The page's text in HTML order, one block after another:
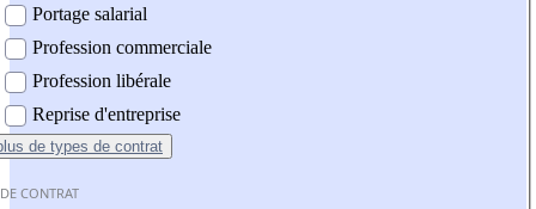
Portage salarial
Profession commerciale
Profession libérale
Reprise d'entreprise
de types de contrat
CONTRAT